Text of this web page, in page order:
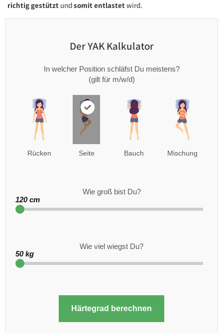
richtig gestützt undsomit entlastetwird.
Der YAK Kalkulator
In welcher Position schläfst Du meistens?
(gilt für m/w/d)
Rücken Seite Bauch Mischung
Wie groß bist Du?
120 cm
Wie viel wiegst Du?
50 kg
Härtegrad berechnen